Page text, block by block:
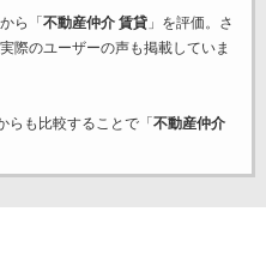
ら「 不動産仲介 賃貸」を評価。さ
際のユーザーの声も掲載していま
らも比較することで「 不動産仲介